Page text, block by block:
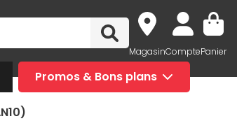
MagasinComptePanier
Promos & Bons plans